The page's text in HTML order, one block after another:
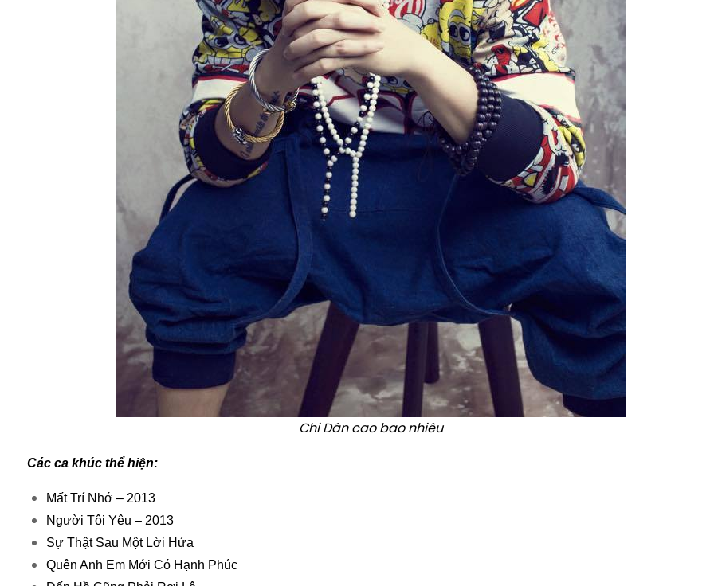
Chi Dân cao bao nhiêu
Các ca khúc thể hiện:
Mất Trí Nhớ – 2013
Người Tôi Yêu – 2013
Sự Thật Sau Một Lời Hứa
Quên Anh Em Mới Có Hạnh Phúc